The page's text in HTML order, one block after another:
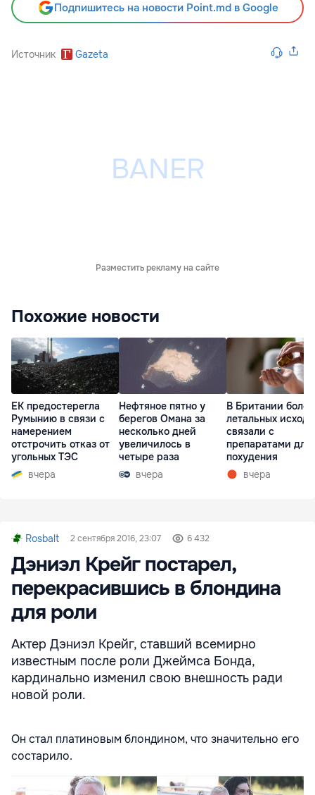
Подпишитесь на новости Point.md в Google
Источник Gazeta
Разместить рекламу на сайте
Похожие новости
ЕК предостерегла
Румынию в связи с
намерением
отстрочить отказ от
угольных ТЭС
вчера
Нефтяное пятно у
берегов Омана за
несколько дней
увеличилось в
четыре раза
вчера
В Британии
летальных
связали с
препаратами для
похудения
вчера
Rosbalt 2 сентября 2016, 23:07 6 432
Дэниэл Крейг постарел,
перекрасившись в блондина
для роли
Актер Дэниэл Крейг, ставший всемирно
известным после роли Джеймса Бонда,
кардинально изменил свою внешность ради
новой роли.
Он стал платиновым блондином, что значительно его
состарило.